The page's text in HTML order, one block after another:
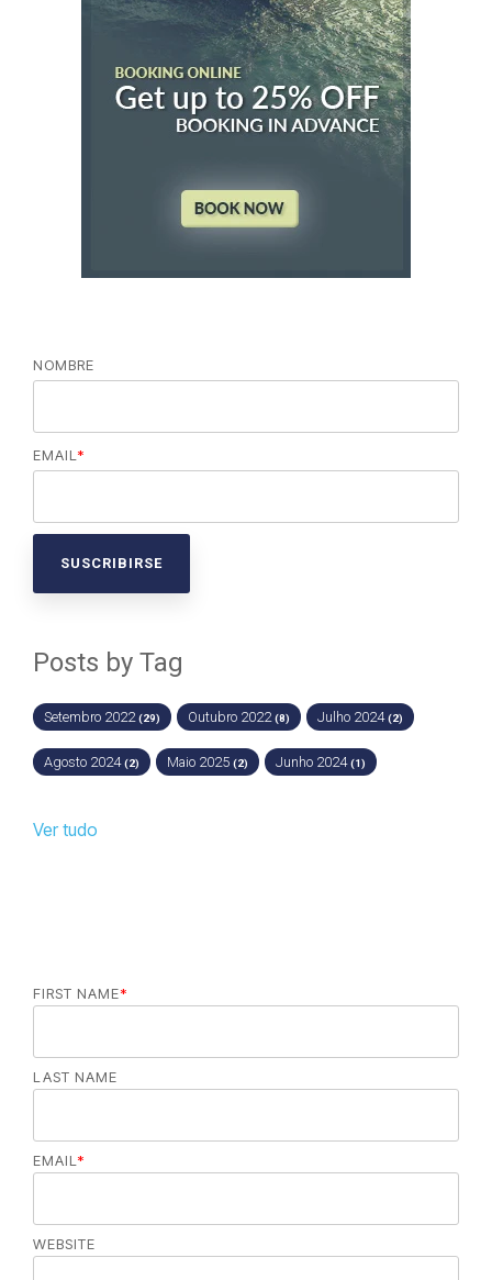
NOMBRE
EMAIL*
Posts by Tag
Setembro 2022(29) Outubro 2022(8) Julho 2024(2)
Agosto 2024(2) Maio 2025 (2) Junho 2024(1)
Ver tudo
FIRST NAME*
LAST NAME
EMAIL *
WEBSITE